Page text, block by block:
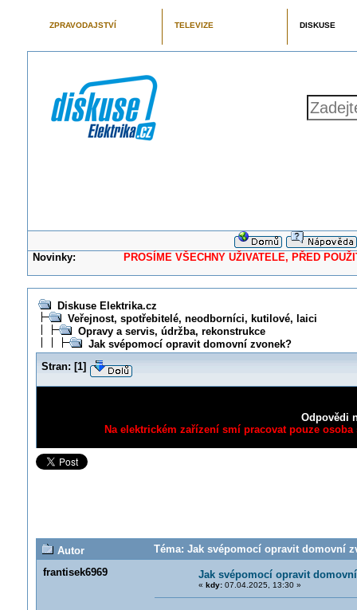
ZPRAVODAJSTVÍ TELEVIZE DISKUSE
Novinky: PROSÍME VŠECHNY UŽIVATELE, PŘED
Diskuse Elektrika.cz
Veřejnost, spotřebitelé, neodborníci, kutilové, laici
Opravy a servis, údržba, rekonstrukce
Jak svépomocí opravit domovní zvonek?
Stran: [1]
Odpovědi
Na elektrickém zařízení smí pracovat pouze
Autor
Téma: Jak svépomocí opravit domovní
frantisek6969
Jak svépomocí opravit
« kdy:07.04.2025, 13:30 »